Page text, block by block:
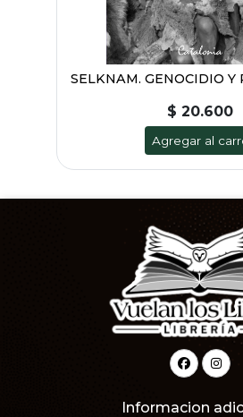
SELKNAM. GENOCIDIO Y
$ 20.600
Agregar al
Informacion